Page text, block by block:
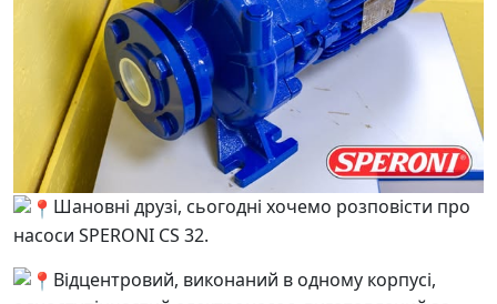
Шановні друзі, сьогодні хочемо розповісти про
насоси SPERONI CS 32.
Відцентровий, виконаний в одному корпусі,